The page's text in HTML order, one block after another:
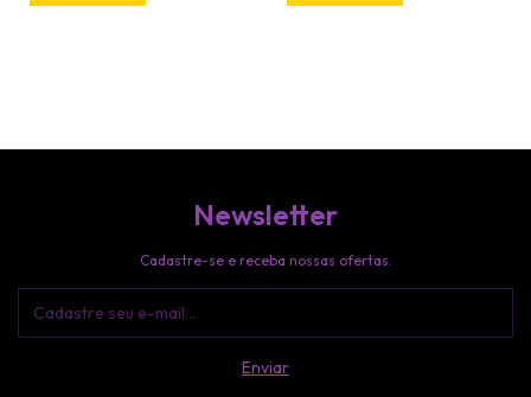
Newsletter
Cadastre-se e receba nossas ofertas.